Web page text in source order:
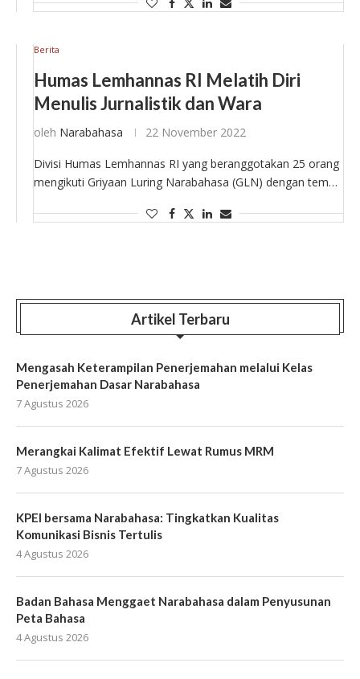
Narabahasa, Dita Sabariah. Dita membahas …
Berita
Humas Lemhannas RI Melatih Diri
Menulis Jurnalistik dan Wara
oleh Narabahasa 22 November 2022
Divisi Humas Lemhannas RI yang beranggotakan 25 orang
mengikuti Griyaan Luring Narabahasa (GLN) dengan tema
2022. Sebanyak 23 orang hadir secara luring …
Artikel Terbaru
Mengasah Keterampilan Penerjemahan melalui Kelas
Penerjemahan Dasar Narabahasa
7 Agustus 2026
Merangkai Kalimat Efektif Lewat Rumus MRM
7 Agustus 2026
KPEI bersama Narabahasa: Tingkatkan Kualitas
Komunikasi Bisnis Tertulis
4 Agustus 2026
Badan Bahasa Menggaet Narabahasa dalam Penyusunan
Peta Bahasa
4 Agustus 2026